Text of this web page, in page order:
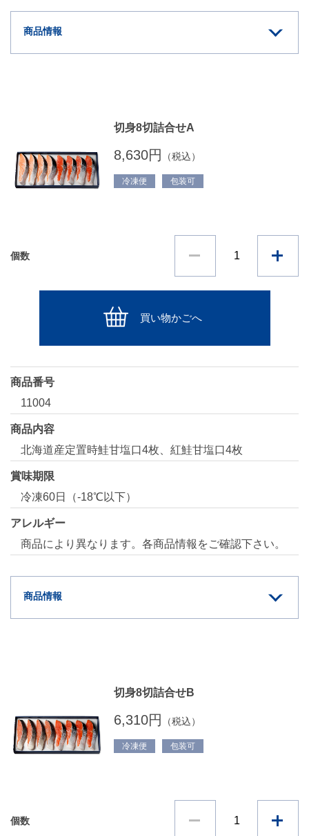
商品情報
切身8切詰合せA
8,630円 （税込）
冷凍便 包装可
個数
買い物かごへ
商品番号
11004
商品内容
北海道産定置時鮭甘塩口4枚、紅鮭甘塩口4枚
賞味期限
冷凍60日（-18℃以下）
アレルギー
商品により異なります。各商品情報をご確認下さい。
商品情報
切身8切詰合せB
6,310円 （税込）
冷凍便 包装可
個数